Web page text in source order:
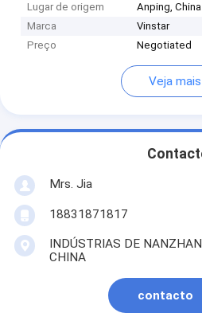
Lugar de origem
Anping, China
Marca
Vinstar
Preço
Negotiated
Veja mais
Mrs. Jia
18831871817
INDÚSTRIAS DE
CHINA
contacto